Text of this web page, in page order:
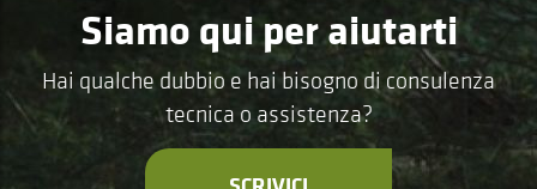
Siamo qui per aiutarti
Hai qualche dubbio e hai bisogno di consulenza
tecnica o assistenza?